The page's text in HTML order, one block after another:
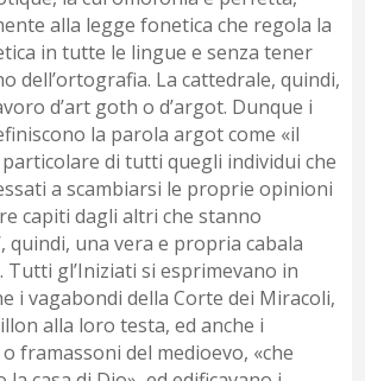
alla legge fonetica che regola la
in tutte le lingue e senza tener
dell’ortografia. La cattedrale, quindi,
d’art goth o d’argot. Dunque i
la parola argot come «il
di tutti quegli individui che
a scambiarsi le proprie opinioni
capiti dagli altri che stanno
quindi, una vera e propria cabala
Tutti gl’Iniziati si esprimevano in
i vagabondi della Corte dei Miracoli,
alla loro testa, ed anche i
framassoni del medioevo, «che